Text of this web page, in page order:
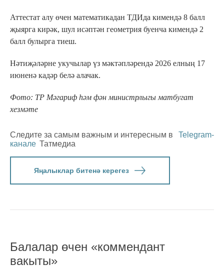
Аттестат алу өчен математикадан ТДИда кимендә 8 балл
җыярга кирәк, шул исәптән геометрия буенча кимендә 2
балл булырга тиеш.
Нәтиҗәләрне укучылар үз мәктәпләрендә 2026 елның 17
июненә кадәр белә алачак.
Фото: ТР Мәгариф һәм фән министрлыгы матбугат
хезмәте
Следите за самым важным и интересным в
Telegram-
канале Татмедиа
Яңалыклар битенә керегез
Балалар өчен «коммендант
вакыты»